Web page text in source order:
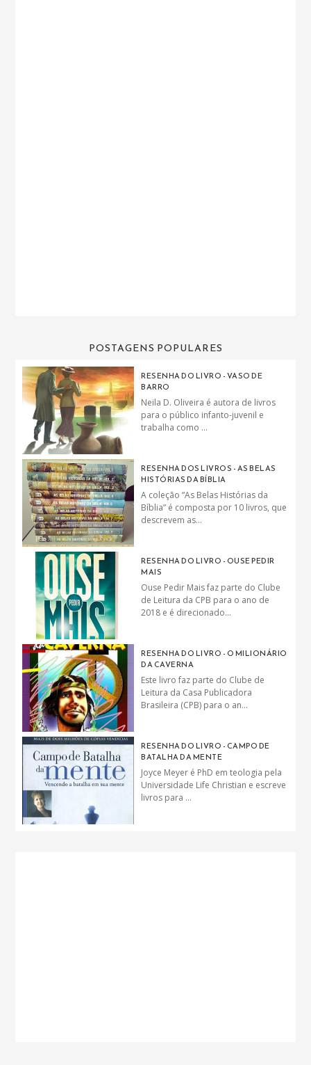
POSTAGENS POPULARES
RESENHA DO LIVRO - VASO DE
BARRO
Neila D. Oliveira é autora de livros
para o público infanto-juvenil e
trabalha como ...
RESENHA DOS LIVROS - AS BELAS
HISTÓRIAS DA BÍBLIA
A coleção “As Belas Histórias da
Bíblia” é composta por 10 livros, que
descrevem as...
RESENHA DO LIVRO - OUSE PEDIR
MAIS
Ouse Pedir Mais faz parte do Clube
de Leitura da CPB para o ano de
2018 e é direcionado...
RESENHA DO LIVRO - O MILIONÁRIO
DA CAVERNA
Este livro faz parte do Clube de
Leitura da Casa Publicadora
Brasileira (CPB) para o an...
RESENHA DO LIVRO - CAMPO DE
BATALHA DA MENTE
Joyce Meyer é PhD em teologia pela
Universidade Life Christian e escreve
livros para ...